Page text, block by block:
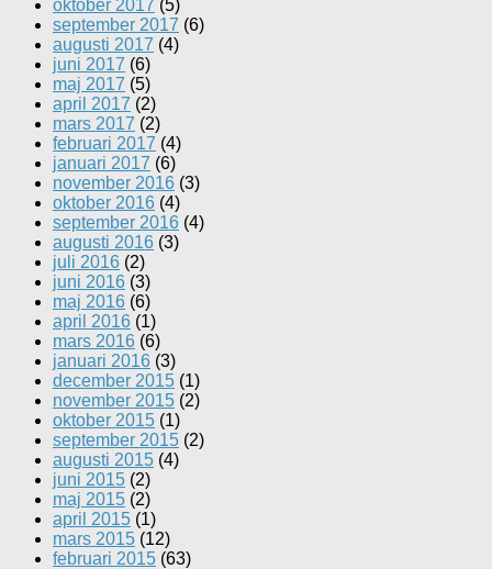
oktober 2017 (5)
september 2017 (6)
augusti 2017 (4)
juni 2017 (6)
maj 2017 (5)
april 2017 (2)
mars 2017 (2)
februari 2017 (4)
januari 2017 (6)
november 2016 (3)
oktober 2016 (4)
september 2016 (4)
augusti 2016 (3)
juli 2016 (2)
juni 2016 (3)
maj 2016 (6)
april 2016 (1)
mars 2016 (6)
januari 2016 (3)
december 2015 (1)
november 2015 (2)
oktober 2015 (1)
september 2015 (2)
augusti 2015 (4)
juni 2015 (2)
maj 2015 (2)
april 2015 (1)
mars 2015 (12)
februari 2015 (63)